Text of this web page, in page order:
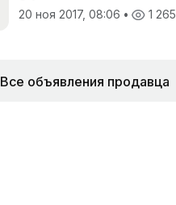
20 ноя 2017, 08:06 • 1 265
Все объявления продавца